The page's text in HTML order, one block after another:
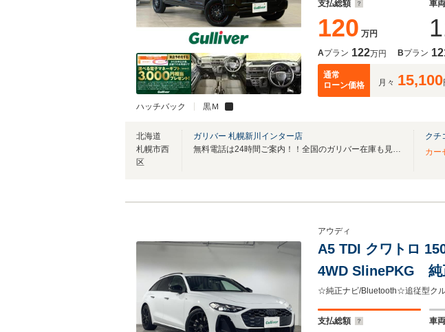
ハッチバック 黒Ｍ
支払総額
120 万円
車
Aプラン 122万円 Bプラン
通常
ローン価格
月々 15,100
北海道
札幌市西
区
ガリバー 札幌新川インター店
無料電話は24時間ご案内！！全国のガリバー在庫も見たい方は一括照会が可能です！
クチ
カー
アウディ
A5 TDI クワトロ
4WD SlinePKG
減システム コー
オートハイビーム
支払総額 車